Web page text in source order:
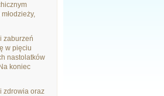
zaburzeń
w pięciu
nastolatków
koniec
zdrowia oraz